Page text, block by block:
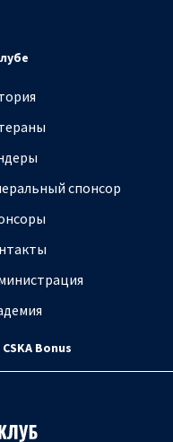
спонсор
CSKA Bonus